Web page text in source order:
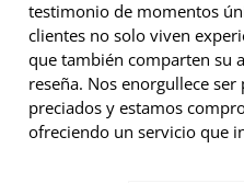
testimonio de momentos
clientes no solo viven
que también comparten su
reseña. Nos enorgullece
preciados y estamos
ofreciendo un servicio que